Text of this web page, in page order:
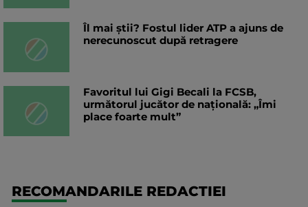
Îl mai știi? Fostul lider ATP a ajuns de
nerecunoscut după retragere
Favoritul lui Gigi Becali la FCSB,
următorul jucător de națională: „Îmi
place foarte mult”
RECOMANDARILE REDACTIEI